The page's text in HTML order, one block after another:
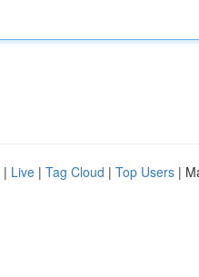
| Live | Tag Cloud | Top Users |